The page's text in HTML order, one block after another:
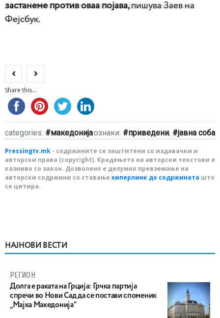
застанеме против оваа појава,пишува Заев на
Фејсбук.
Share this...
categories: македонијаознаки: приведени, јавна соба
Pressingtv.mk - содржините се заштитени со издавачки и
авторски права (copyright). Крадењето на авторски текстови е
казниво со закон. Дозволено е делумно превземање на
авторски содржини со ставање хиперлинк до содржината што
се цитира.
НАЈНОВИ ВЕСТИ
РЕГИОН
Долга е раката на Грција: Грчка партија
спречи во Нови Сад да се постави споменик
„Мајка Македонија“